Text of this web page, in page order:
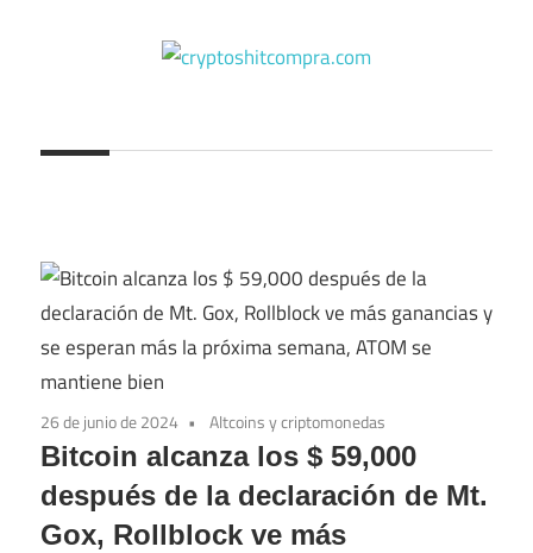
26 de junio de 2024 Altcoins y criptomonedas
Bitcoin alcanza los $ 59,000
después de la declaración de Mt.
Gox, Rollblock ve más